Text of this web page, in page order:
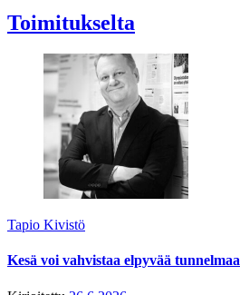
Toimitukselta
Tapio Kivistö
Kesä voi vahvistaa elpyvää tunnelmaa